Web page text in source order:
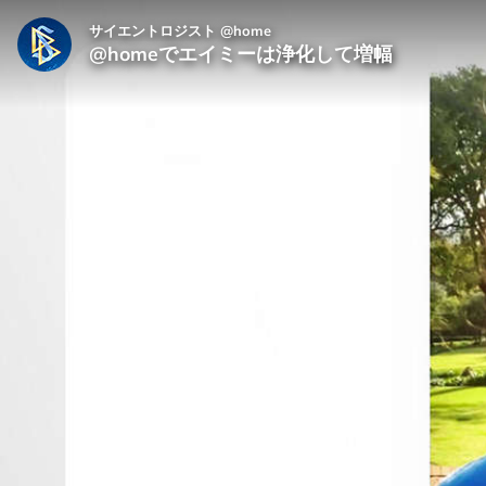
サイエントロジスト @home
@homeでエイミーは浄化して増幅